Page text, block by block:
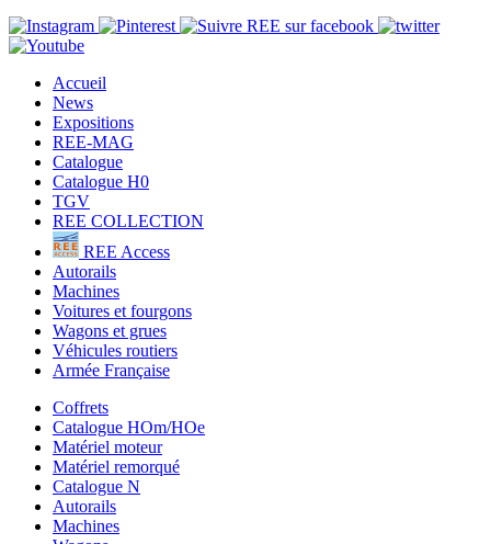
Accueil
News
Expositions
REE-MAG
Catalogue
Catalogue H0
TGV
REE COLLECTION
REE Access
Autorails
Machines
Voitures et fourgons
Wagons et grues
Véhicules routiers
Armée Française
Coffrets
Catalogue HOm/HOe
Matériel moteur
Matériel remorqué
Catalogue N
Autorails
Machines